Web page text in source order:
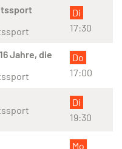
Di
17:30
Jahre, die
Do
17:00
Di
19:30
Mo